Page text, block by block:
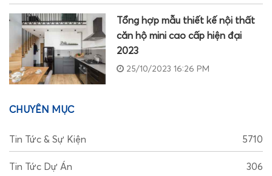
Tổng hợp mẫu thiết kế nội thất
căn hộ mini cao cấp hiện đại
2023
25/10/2023 16:26 PM
CHUYÊN MỤC
Tin Tức & Sự Kiện 5710
Tin Tức Dự Án 306